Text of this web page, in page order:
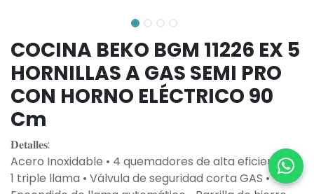
COCINA BEKO BGM 11226 EX 5
HORNILLAS A GAS SEMI PRO
CON HORNO ELÉCTRICO 90
Cm
𝐃𝐞𝐭𝐚𝐥𝐥𝐞𝐬:
Acero Inoxidable • 4 quemadores de alta eficiencia +
1 triple llama • Válvula de seguridad corta GAS •